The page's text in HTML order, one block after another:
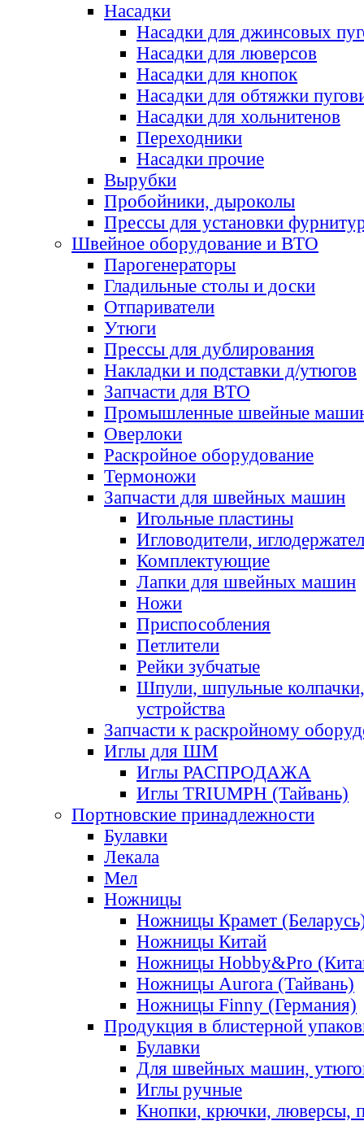
Насадки
Насадки для джинсовых
Насадки для люверсов
Насадки для кнопок
Насадки для обтяжки
Насадки для хольнитенов
Переходники
Насадки прочие
Вырубки
Пробойники, дыроколы
Прессы для установки
Швейное оборудование и ВТО
Парогенераторы
Гладильные столы и доски
Отпариватели
Утюги
Прессы для дублирования
Накладки и подставки д/утюгов
Запчасти для ВТО
Промышленные швейные
Оверлоки
Раскройное оборудование
Термоножи
Запчасти для швейных машин
Игольные пластины
Игловодители,
Комплектующие
Лапки для швейных машин
Ножи
Приспособления
Петлители
Рейки зубчатые
Шпули, шпульные
устройства
Запчасти к раскройному
Иглы для ШМ
Иглы РАСПРОДАЖА
Иглы TRIUMPH (Тайвань)
Портновские принадлежности
Булавки
Лекала
Мел
Ножницы
Ножницы Крамет
Ножницы Китай
Ножницы Hobby&Pro
Ножницы Aurora (Тайвань)
Ножницы Finny (Германия)
Продукция в блистерной
Булавки
Для швейных машин,
Иглы ручные
Кнопки, крючки, люверсы,